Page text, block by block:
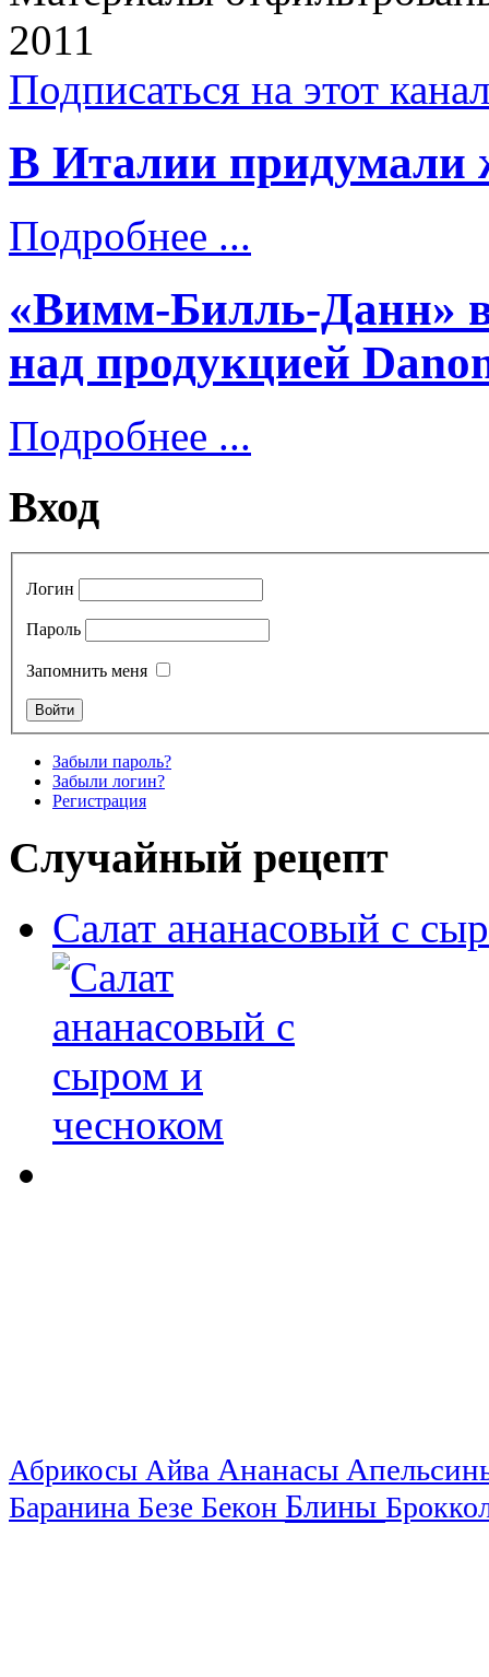
2011
Подписаться на этот
В Италии придумали
Подробнее ...
«Вимм-Билль-Данн»
над продукцией
Подробнее ...
Вход
Логин
Пароль
Запомнить меня
Забыли пароль?
Забыли логин?
Регистрация
Случайный рецепт
Салат ананасовый с
Абрикосы Айва Ананасы
Баранина Безе Бекон Блины